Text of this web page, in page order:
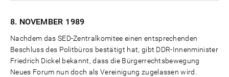
8. NOVEMBER 1989
Nachdem das SED-Zentralkomitee einen entsprechenden
Beschluss des Politbüros bestätigt hat, gibt DDR-Innenminister
Friedrich Dickel bekannt, dass die Bürgerrechtsbewegung
Neues Forum nun doch als Vereinigung zugelassen wird.